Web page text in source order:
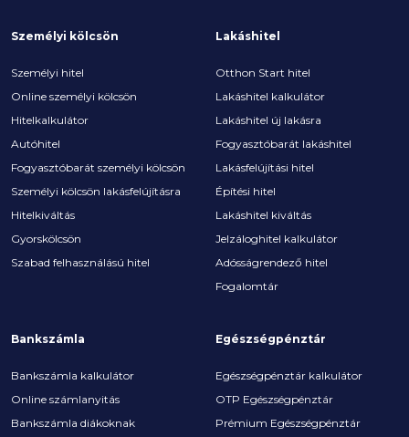
Személyi kölcsön
Személyi hitel
Online személyi kölcsön
Hitelkalkulátor
Autóhitel
Fogyasztóbarát személyi kölcsön
Személyi kölcsön lakásfelújításra
Hitelkiváltás
Gyorskölcsön
Szabad felhasználású hitel
Lakáshitel
Otthon Start hitel
Lakáshitel kalkulátor
Lakáshitel új lakásra
Fogyasztóbarát lakáshitel
Lakásfelújítási hitel
Építési hitel
Lakáshitel kiváltás
Jelzáloghitel kalkulátor
Adósságrendező hitel
Fogalomtár
Bankszámla
Bankszámla kalkulátor
Online számlanyitás
Bankszámla diákoknak
Egészségpénztár
Egészségpénztár kalkulátor
OTP Egészségpénztár
Prémium Egészségpénztár